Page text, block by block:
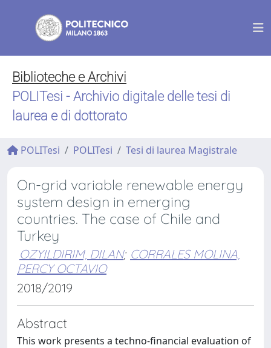
Biblioteche e Archivi
POLITesi - Archivio digitale delle tesi di
laurea e di dottorato
POLITesi POLITesi Tesi di laurea Magistrale
On-grid variable renewable energy
system design in emerging
countries. The case of Chile and
Turkey
OZYILDIRIM, DILAN; CORRALES MOLINA,
PERCY OCTAVIO
2018/2019
Abstract
This work presents a techno-financial evaluation of